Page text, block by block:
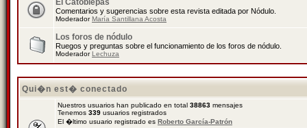
El Catoblepas
Comentarios y sugerencias sobre esta revista editada por Nódulo.
ModeradorMaría Santillana Acosta
Los foros de nódulo
Ruegos y preguntas sobre el funcionamiento de los foros de nódulo.
ModeradorLechuza
Qui�n est� conectado
Nuestros usuarios han publicado en total 38863 mensajes
Tenemos 339 usuarios registrados
El �ltimo usuario registrado es Roberto García-Patrón